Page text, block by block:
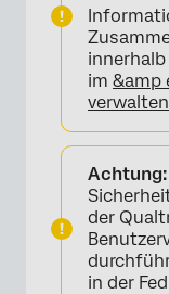
im &amp
verwalten
Achtung:
der
in der